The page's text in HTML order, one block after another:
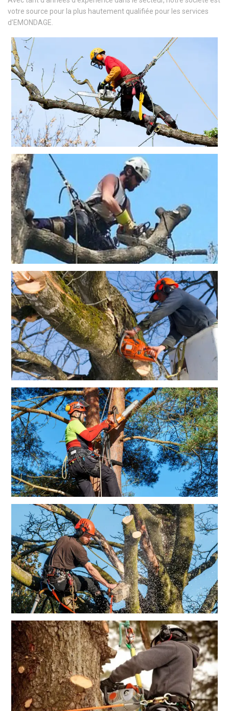
votre source pour la plus hautement qualifiée pour les services
d’EMONDAGE.